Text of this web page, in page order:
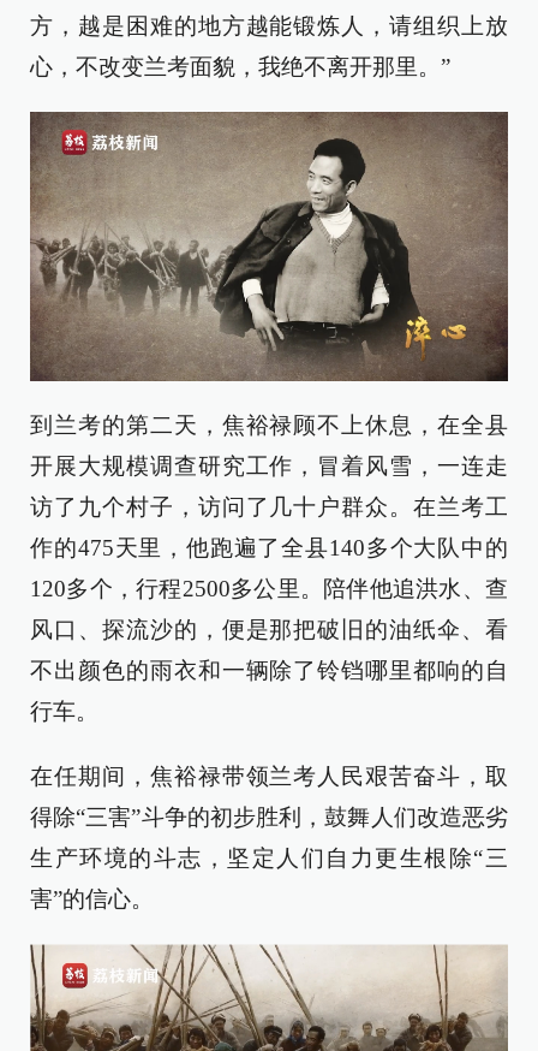
方，越是困难的地方越能锻炼人，请组织上放
心，不改变兰考面貌，我绝不离开那里。”
到兰考的第二天，焦裕禄顾不上休息，在全县
开展大规模调查研究工作，冒着风雪，一连走
访了九个村子，访问了几十户群众。在兰考工
作的475天里，他跑遍了全县140多个大队中的
120多个，行程2500多公里。陪伴他追洪水、查
风口、探流沙的，便是那把破旧的油纸伞、看
不出颜色的雨衣和一辆除了铃铛哪里都响的自
行车。
在任期间，焦裕禄带领兰考人民艰苦奋斗，取
得除“三害”斗争的初步胜利，鼓舞人们改造恶劣
生产环境的斗志，坚定人们自力更生根除“三
害”的信心。